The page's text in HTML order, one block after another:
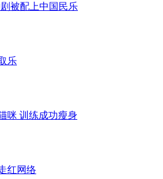
车翻车
植树
花炮节热闹非凡 减压"枕头大战"
被配上中国民乐
乐
咪 训练成功瘦身
红网络